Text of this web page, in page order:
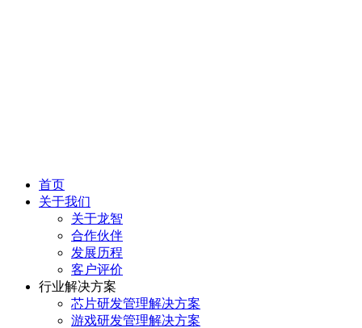
首页
关于我们
关于龙智
合作伙伴
发展历程
客户评价
行业解决方案
芯片研发管理解决方案
游戏研发管理解决方案